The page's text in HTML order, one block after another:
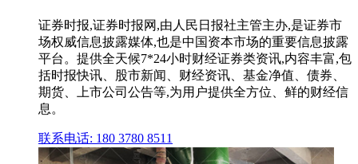
证券时报,证券时报网,由人民日报社主管主办,是证券市
场权威信息披露媒体,也是中国资本市场的重要信息披露
平台。提供全天候7*24小时财经证券类资讯,内容丰富,包
括时报快讯、股市新闻、财经资讯、基金净值、债券、
期货、上市公司公告等,为用户提供全方位、鲜的财经信
息。
联系电话: 180 3780 8511